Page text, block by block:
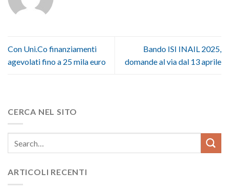
Con Uni.Co finanziamenti
agevolati fino a 25 mila euro
Bando ISI INAIL 2025,
domande al via dal 13 aprile
CERCA NEL SITO
ARTICOLI RECENTI